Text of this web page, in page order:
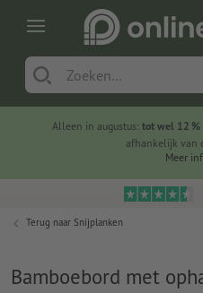
Alleen in augustus: tot wel 12 %
afhankelijk van
Meer
Terug naar Snijplanken
Bamboebord met